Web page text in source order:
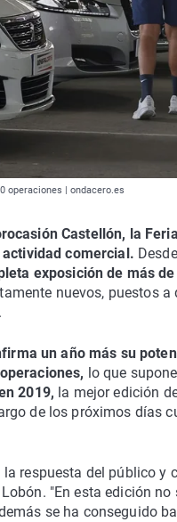
operaciones | ondacero.es
Castellón, la
comercial.
exposición de más
nuevos, puestos
un año más su
lo que
2019, la mejor edición
de los próximos días
respuesta del público
"En esta edición
se ha conseguido